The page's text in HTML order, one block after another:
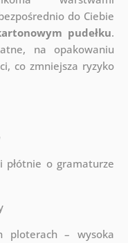
do Ciebie
pudełku.
na opakowaniu
co zmniejsza ryzyko
płótnie o gramaturze
ploterach – wysoka